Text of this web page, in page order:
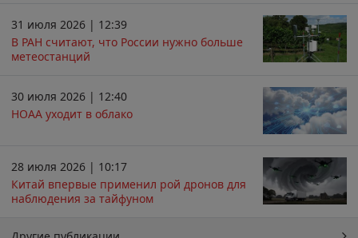
31 июля 2026 | 12:39
В РАН считают, что России нужно больше
метеостанций
30 июля 2026 | 12:40
НОАА уходит в облако
28 июля 2026 | 10:17
Китай впервые применил рой дронов для
наблюдения за тайфуном